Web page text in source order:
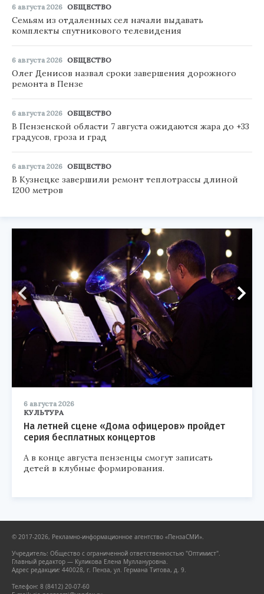
6 августа 2026 ОБЩЕСТВО
Семьям из отдаленных сел начали выдавать
комплекты спутникового телевидения
6 августа 2026 ОБЩЕСТВО
Олег Денисов назвал сроки завершения дорожного
ремонта в Пензе
6 августа 2026 ОБЩЕСТВО
В Пензенской области 7 августа ожидаются жара до +33
градусов, гроза и град
6 августа 2026 ОБЩЕСТВО
В Кузнецке завершили ремонт теплотрассы длиной
1200 метров
6 августа 2026
КУЛЬТУРА
На летней сцене «Дома офицеров» пройдет
серия бесплатных концертов
А в конце августа пензенцы смогут записать
детей в клубные формирования.
© 2017-2026, Рекламно-информационное агентство «ПензаСМИ».
Учредитель: Общество с ограниченной ответственностью "Оптимист".
Главный редактор — Куликова Елена Муллануровна.
Адрес редакции: 440028, г. Пенза, ул. Германа Титова, д. 9.
Телефон: 8 (8412) 20-07-60